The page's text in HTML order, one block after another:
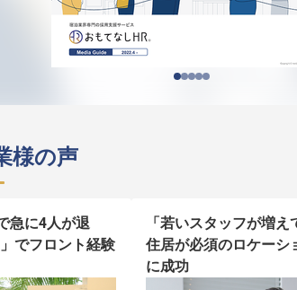
様の声
急に4人が退
でフロント経験
「若いスタッフが増え
住居が必須のロケーシ
に成功